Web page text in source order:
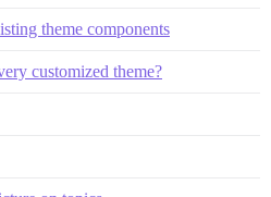
theme components
customized theme?